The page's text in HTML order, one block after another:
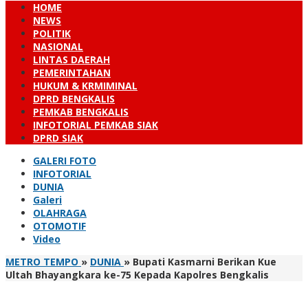
HOME
NEWS
POLITIK
NASIONAL
LINTAS DAERAH
PEMERINTAHAN
HUKUM & KRMIMINAL
DPRD BENGKALIS
PEMKAB BENGKALIS
INFOTORIAL PEMKAB SIAK
DPRD SIAK
GALERI FOTO
INFOTORIAL
DUNIA
Galeri
OLAHRAGA
OTOMOTIF
Video
METRO TEMPO » DUNIA » Bupati Kasmarni Berikan Kue
Ultah Bhayangkara ke-75 Kepada Kapolres Bengkalis